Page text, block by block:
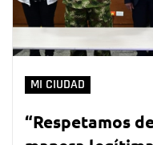
MI CIUDAD
“Respetamos